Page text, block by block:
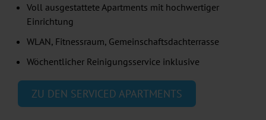
Voll ausgestattete Apartments mit hochwertiger
Einrichtung
WLAN, Fitnessraum, Gemeinschaftsdachterrasse
Wöchentlicher Reinigungsservice inklusive
ZU DEN SERVICED APARTMENTS